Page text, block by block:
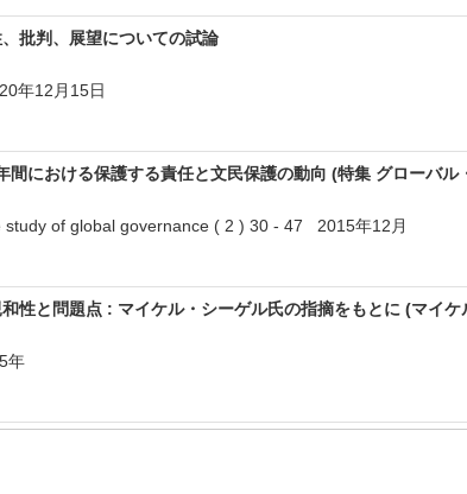
批判、展望についての試論
年12月15日
間における保護する責任と文民保護の動向 (特集 グローバ
study of global governance ( 2 ) 30 - 47 2015年12月
性と問題点 : マイケル・シーゲル氏の指摘をもとに (マイ
年